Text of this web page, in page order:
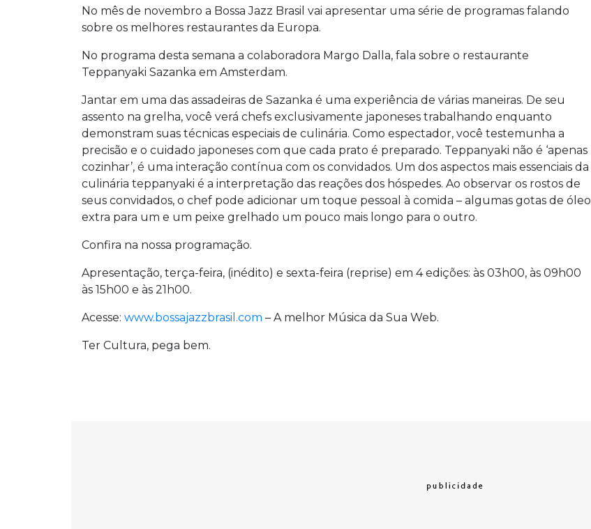
No mês de novembro a Bossa Jazz Brasil vai apresentar uma série de programas falando
sobre os melhores restaurantes da Europa.
No programa desta semana a colaboradora Margo Dalla, fala sobre o restaurante
Teppanyaki Sazanka em Amsterdam.
Jantar em uma das assadeiras de Sazanka é uma experiência de várias maneiras. De seu
assento na grelha, você verá chefs exclusivamente japoneses trabalhando enquanto
demonstram suas técnicas especiais de culinária. Como espectador, você testemunha a
precisão e o cuidado japoneses com que cada prato é preparado. Teppanyaki não é ‘apenas
cozinhar’, é uma interação contínua com os convidados. Um dos aspectos mais essenciais da
culinária teppanyaki é a interpretação das reações dos hóspedes. Ao observar os rostos de
seus convidados, o chef pode adicionar um toque pessoal à comida – algumas gotas de óleo
extra para um e um peixe grelhado um pouco mais longo para o outro.
Confira na nossa programação.
Apresentação, terça-feira, (inédito) e sexta-feira (reprise) em 4 edições: às 03h00, às 09h00
às 15h00 e às 21h00.
Acesse: www.bossajazzbrasil.com – A melhor Música da Sua Web.
Ter Cultura, pega bem.